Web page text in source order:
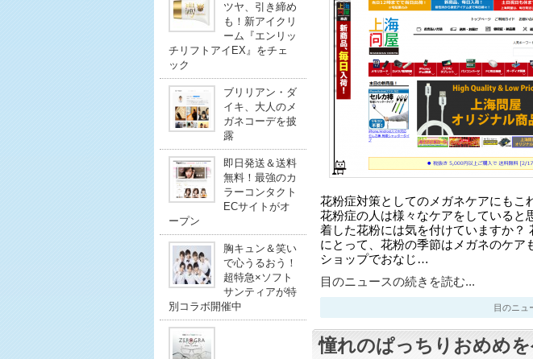
ツヤ、引き締め
も！新アイクリ
ーム『エンリッ
チリフトアイEX』をチェ
ック
ブリリアン・ダ
イキ、大人のメ
ガネコーデを披
露
即日発送＆送料
無料！最強のカ
ラーコンタクト
ECサイトがオ
ープン
胸キュン＆笑い
で心うるおう！
超特急×ソフト
サンティアが特
別コラボ開催中
花粉症対策としてのメガネケアにもこ
花粉症の人は様々なケアをしていると
着した花粉には気を付けていますか？
にとって、花粉の季節はメガネのケア
ショップでおなじ…
目のニュースの続きを読む...
目のニュ
憧れのぱっちりおめめ